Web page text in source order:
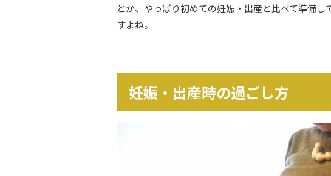
とか、やっぱり初めての妊娠・出産と比べて準備
すよね。
妊娠・出産時の過ごし方